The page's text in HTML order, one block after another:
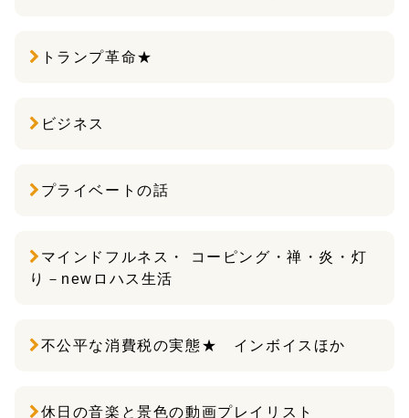
トランプ革命★
ビジネス
プライベートの話
マインドフルネス・ コーピング・禅・炎・灯
り－newロハス生活
不公平な消費税の実態★ インボイスほか
休日の音楽と景色の動画プレイリスト